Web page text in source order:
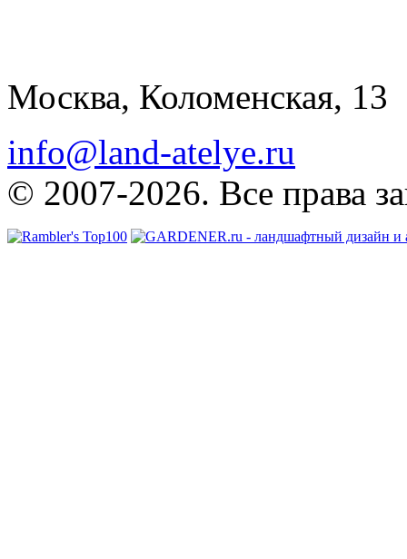
Москва, Коломенская, 13
info@land-atelye.ru
© 2007-2026. Все права